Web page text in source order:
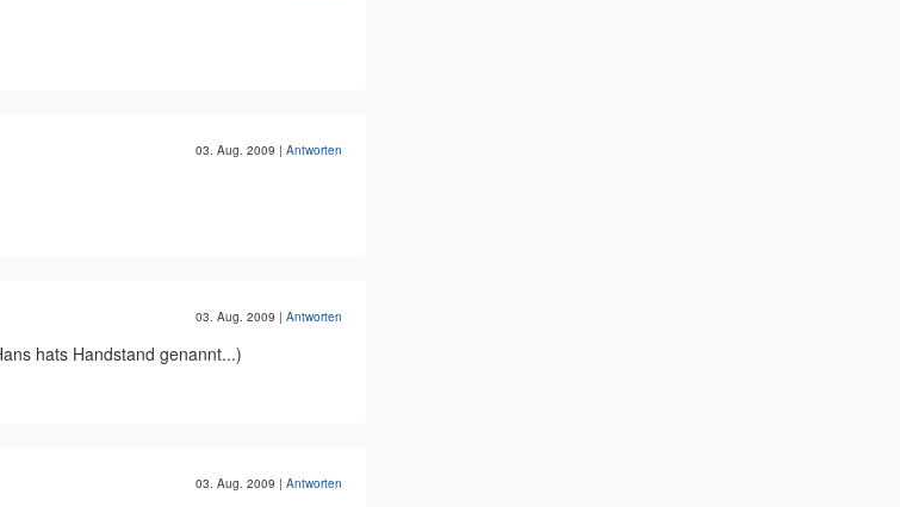
03. Aug. 2009 | Antworten
03. Aug. 2009 | Antworten
hats Handstand genannt...)
03. Aug. 2009 | Antworten